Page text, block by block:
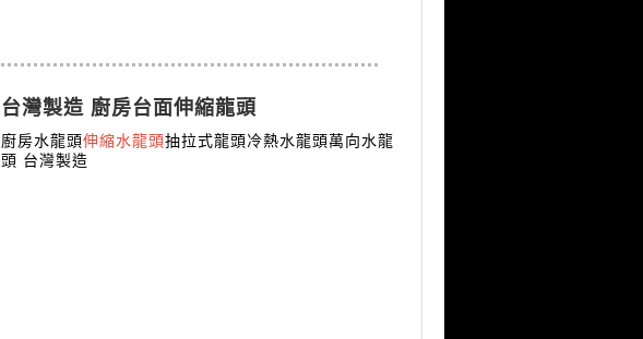
台灣製造 廚房台面伸縮龍頭
廚房水龍頭伸縮水龍頭抽拉式龍頭冷熱水龍頭萬向水龍
頭 台灣製造